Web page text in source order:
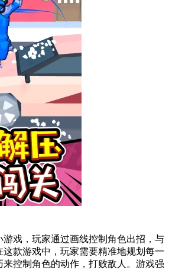
戏，玩家通过画线控制角色出招，与
款游戏中，玩家需要精准地规划每一
控制角色的动作，打败敌人。游戏强